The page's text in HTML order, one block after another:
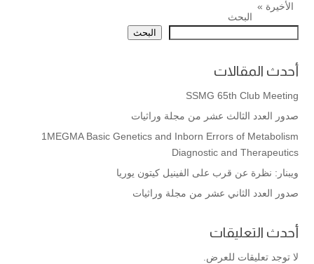
الأخيرة »
البحث
البحث
أحدث المقالات
SSMG 65th Club Meeting
صدور العدد الثالث عشر من مجلة وراثيات
1MEGMA Basic Genetics and Inborn Errors of Metabolism
Diagnostic and Therapeutics
ويبنار: نظرة عن قرب على الفينيل كيتون يوريا
صدور العدد الثاني عشر من مجلة وراثيات
أحدث التعليقات
لا توجد تعليقات للعرض.